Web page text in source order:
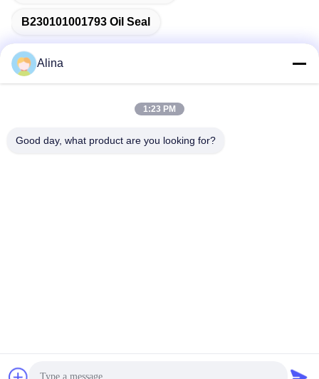
B230101001793 Oil Seal
ที่อยู่
ไฮดรอลิก ผู้จัดจําหน่าย.ลิขสิทธิ์ 2021-2026 Guangzhou Suncar
Alina
1:23 PM
Good day, what product are you looking for?